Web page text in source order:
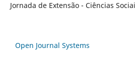
Jornada de Extensão - Ciências
Open Journal Systems